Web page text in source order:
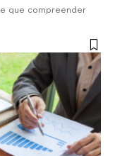
que compreender